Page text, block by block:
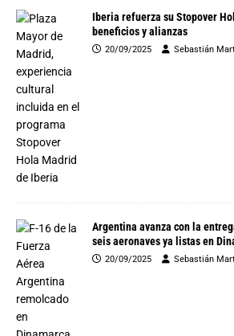
Iberia refuerza su Stopover
beneficios y alianzas
20/09/2025 Sebastián
Argentina avanza con la
seis aeronaves ya listas en
20/09/2025 Sebastián